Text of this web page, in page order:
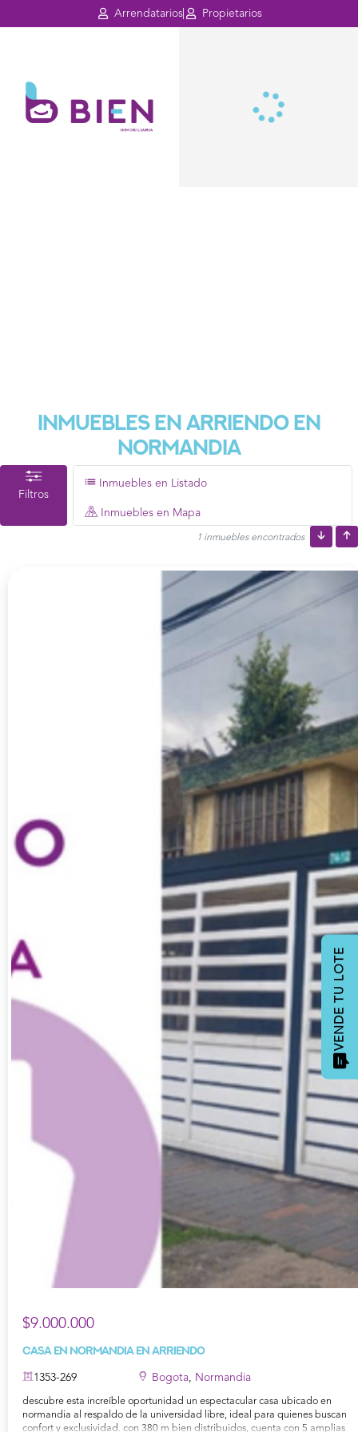
Arrendatarios Propietarios
Inmuebles En Arriendo En
Normandia
Filtros
Inmuebles en Listado
Inmuebles en Mapa
1 inmuebles encontrados
$9.000.000
Casa en Normandia en Arriendo
1353-269 Bogota Normandia
descubre esta increíble oportunidad un espectacular casa ubicado en
normandia al respaldo de la universidad libre, ideal para quienes buscan
confort y exclusividad. con 380 m bien distribuidos, cuenta con 5 amplias
VENDE TU LOTE